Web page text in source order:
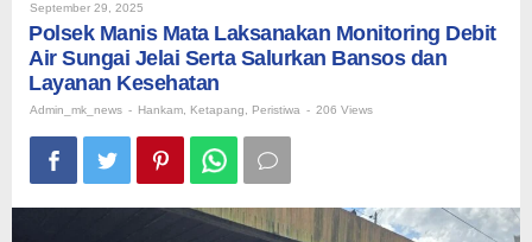
Laksanakan
Monitoring
Debit
Air
Sungai
Jelai
Serta
Salurkan
dan
September 29, 2025
Polsek Manis Mata Laksanakan Monitoring Debit
Air Sungai Jelai Serta Salurkan Bansos dan
Layanan Kesehatan
Admin_mk_news - Hankam Ketapang Peristiwa - 206 Views